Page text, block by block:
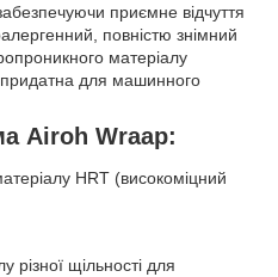
приємне відчуття
повністю знімний
матеріалу
придатна для машинного
Airoh Wraap:
HRT (високоміцний
різної щільності для